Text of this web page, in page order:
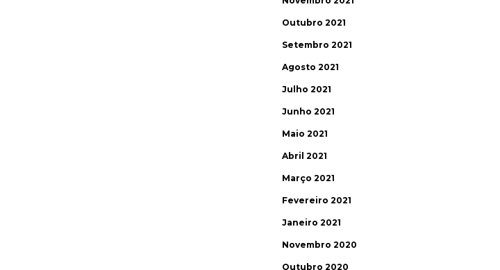
Outubro 2021
Setembro 2021
Agosto 2021
Julho 2021
Junho 2021
Maio 2021
Abril 2021
Março 2021
Fevereiro 2021
Janeiro 2021
Novembro 2020
Outubro 2020